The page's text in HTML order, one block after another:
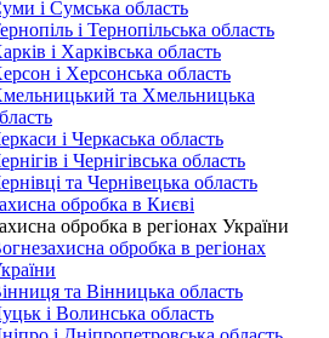
і Сумська область
і Тернопільська область
і Харківська область
і Херсонська область
та Хмельницька
і Черкаська область
і Чернігівська область
та Чернівецька область
обробка в Києві
обробка в регіонах України
обробка в регіонах
та Вінницька область
і Волинська область